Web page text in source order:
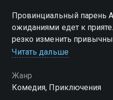
Провинциальный парень
ожиданиями едет к
резко изменить
встречает приземлённо:
уставших тусовщиков по
выезд судьба
Читать дальше
Жанр
Комедия, Приключения